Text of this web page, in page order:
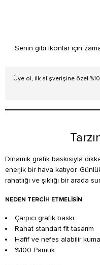
Senin gibi ikonlar için
Üye ol, ilk alışverişine özel
Dinamik grafik baskısıyla
enerjik bir hava katıyor.
rahatlığı ve şıklığı bir arada
NEDEN TERCIH ETMELISIN
Çarpıcı grafik baskı
Rahat standart fit tasarım
Hafif ve nefes alabilir
%100 Pamuk